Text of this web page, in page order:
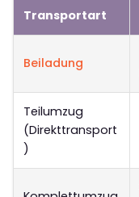
Transportart
Beiladung
Teilumzug
(Direkttransport
)